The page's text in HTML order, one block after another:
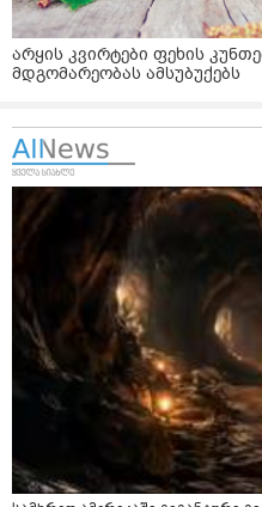
არყის კვირტები ფეხის
მდგომარეობას ამსუბუქებს